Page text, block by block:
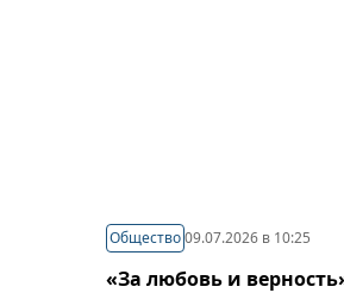
Общество 09.07.2026 в 10:25
«За любовь и